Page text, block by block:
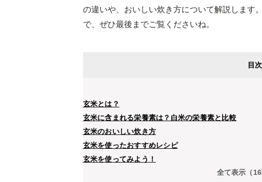
の違いや、おいしい炊き方について解説します
で、ぜひ最後までご覧くださいね。
目次
玄米とは？
玄米に含まれる栄養素は？白米の栄養素と比較
玄米のおいしい炊き方
玄米を使ったおすすめレシピ
玄米を使ってみよう！
全て表示（16